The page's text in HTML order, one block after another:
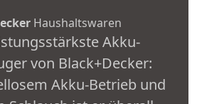
Haushaltswaren
Akku-
von Black+Decker:
Akku-Betrieb und